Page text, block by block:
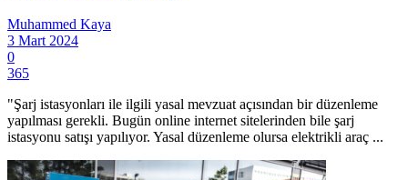
Muhammed Kaya
3 Mart 2024
0
365
"Şarj istasyonları ile ilgili yasal mevzuat açısından bir düzenleme
yapılması gerekli. Bugün online internet sitelerinden bile şarj
istasyonu satışı yapılıyor. Yasal düzenleme olursa elektrikli araç ...